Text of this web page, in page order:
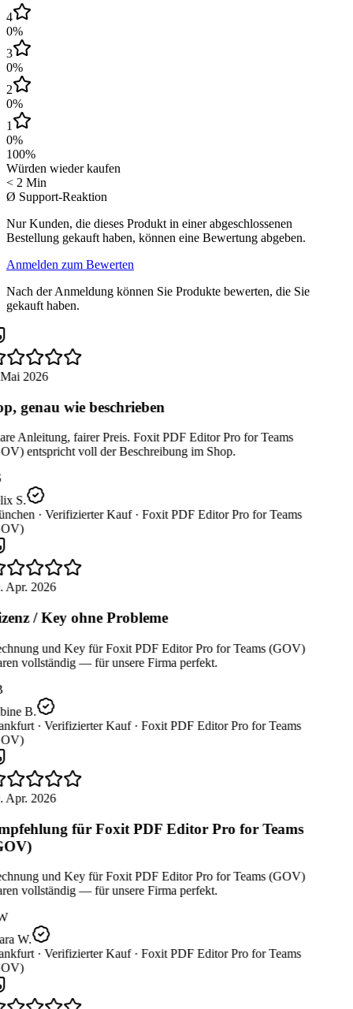
4
0%
3
0%
2
0%
1
0%
100%
Würden wieder kaufen
< 2 Min
Ø Support-Reaktion
Nur Kunden, die dieses Produkt in einer abgeschlossenen
Bestellung gekauft haben, können eine Bewertung abgeben.
Anmelden zum Bewerten
Nach der Anmeldung können Sie Produkte bewerten, die Sie
gekauft haben.
2026
genau wie beschrieben
Anleitung, fairer Preis. Foxit PDF Editor Pro for Teams
entspricht voll der Beschreibung im Shop.
S.
· Verifizierter Kauf · Foxit PDF Editor Pro for Teams
Apr. 2026
/ Key ohne Probleme
und Key für Foxit PDF Editor Pro for Teams (GOV)
vollständig — für unsere Firma perfekt.
B.
· Verifizierter Kauf · Foxit PDF Editor Pro for Teams
Apr. 2026
für Foxit PDF Editor Pro for Teams
und Key für Foxit PDF Editor Pro for Teams (GOV)
vollständig — für unsere Firma perfekt.
W.
· Verifizierter Kauf · Foxit PDF Editor Pro for Teams